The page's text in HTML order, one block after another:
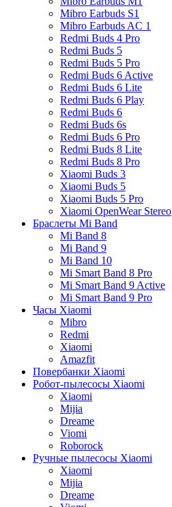
Mibro Earbuds S1
Mibro Earbuds AC 1
Redmi Buds 4 Pro
Redmi Buds 5
Redmi Buds 5 Pro
Redmi Buds 6 Active
Redmi Buds 6 Lite
Redmi Buds 6 Play
Redmi Buds 6
Redmi Buds 6s
Redmi Buds 6 Pro
Redmi Buds 8 Lite
Redmi Buds 8 Pro
Xiaomi Buds 3
Xiaomi Buds 5
Xiaomi Buds 5 Pro
Xiaomi OpenWear Stereo
Браслеты Mi Band
Mi Band 8
Mi Band 9
Mi Band 10
Mi Smart Band 8 Pro
Mi Smart Band 9 Active
Mi Smart Band 9 Pro
Часы Xiaomi
Mibro
Redmi
Xiaomi
Amazfit
Повербанки Xiaomi
Робот-пылесосы Xiaomi
Xiaomi
Mijia
Dreame
Viomi
Roborock
Ручные пылесосы Xiaomi
Xiaomi
Mijia
Dreame